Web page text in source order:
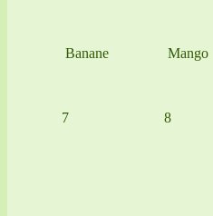
Banane Mango
7 8